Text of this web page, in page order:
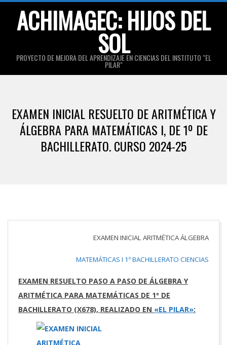
ACHIMAGEC: HIJOS DEL
SOL
PROYECTO DE MEJORA DEL APRENDIZAJE EN CIENCIAS DEL INSTITUTO "EL
PILAR"
Menu
EXAMEN INICIAL RESUELTO DE ARITMÉTICA Y
ÁLGEBRA PARA MATEMÁTICAS I, DE 1º DE
BACHILLERATO. CURSO 2024-25
EXAMEN INICIAL ARITMÉTICA ÁLGEBRA
MATEMÁTICAS I 1º BACHILLERATO CIENCIAS
EXAMEN RESUELTO PASO A PASO DE ÁLGEBRA Y
ARITMÉTICA PARA MATEMÁTICAS DE 1º DE
BACHILLERATO (X678), REALIZADO EN «EL PILAR»: